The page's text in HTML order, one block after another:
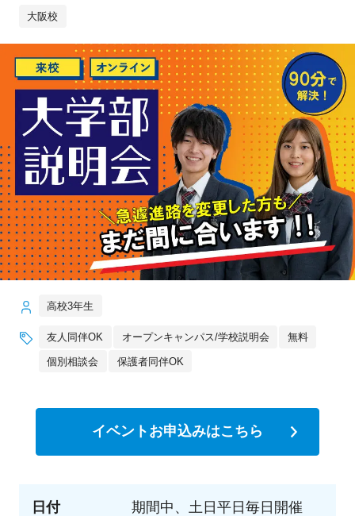
大阪校
高校3年生
友人同伴OK オープンキャンパス/学校説明会 無料
個別相談会 保護者同伴OK
イベントお申込みはこちら
日付
期間中、土日平日毎日開催